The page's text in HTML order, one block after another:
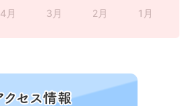
4月 3月 2月 1月